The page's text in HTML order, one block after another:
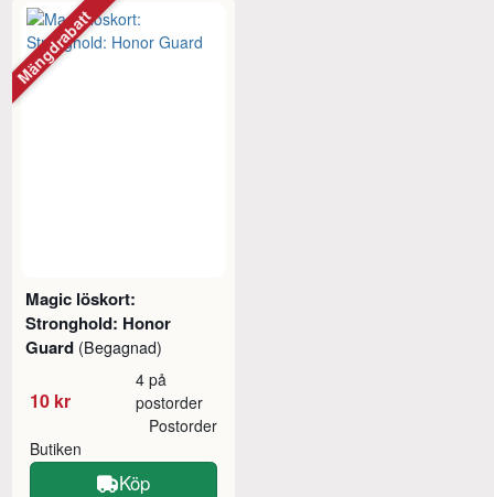
Magic löskort:
Stronghold: Honor
Guard (Begagnad)
10 kr
4 på
postorder
Butiken
Postorder
Köp
Mängdrabatt